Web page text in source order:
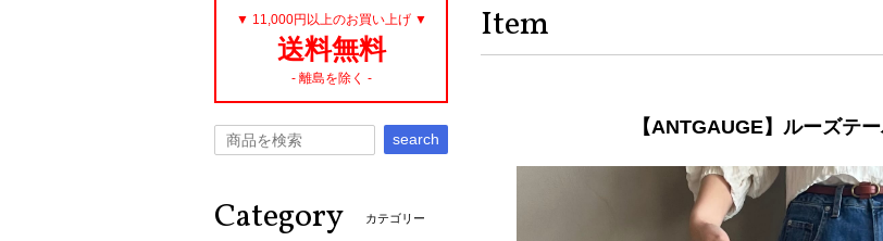
Item
【ANTGAUGE】ルーズテ
▼ 11,000円以上のお買い上げ ▼
送料無料
- 離島を除く -
search
Category カテゴリー